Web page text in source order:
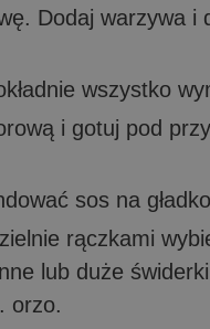
Dodaj warzywa i
wszystko
i gotuj pod
sos na
rączkami
lub duże
orzo.